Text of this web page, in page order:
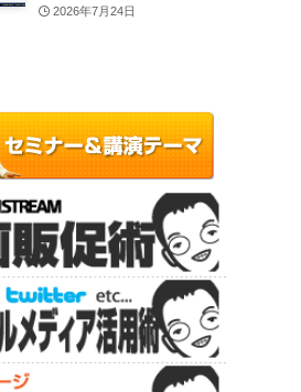
2026年7月24日